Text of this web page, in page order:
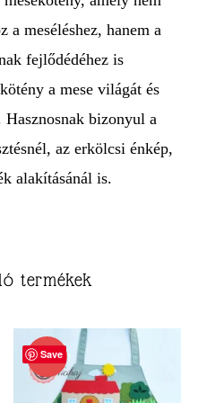
a meséléshez, hanem a
fejlődédéhez is
a mese világát és
bizonyul a
az erkölcsi énkép,
alakításánál is.
termékek
Save
AKCIÓ!